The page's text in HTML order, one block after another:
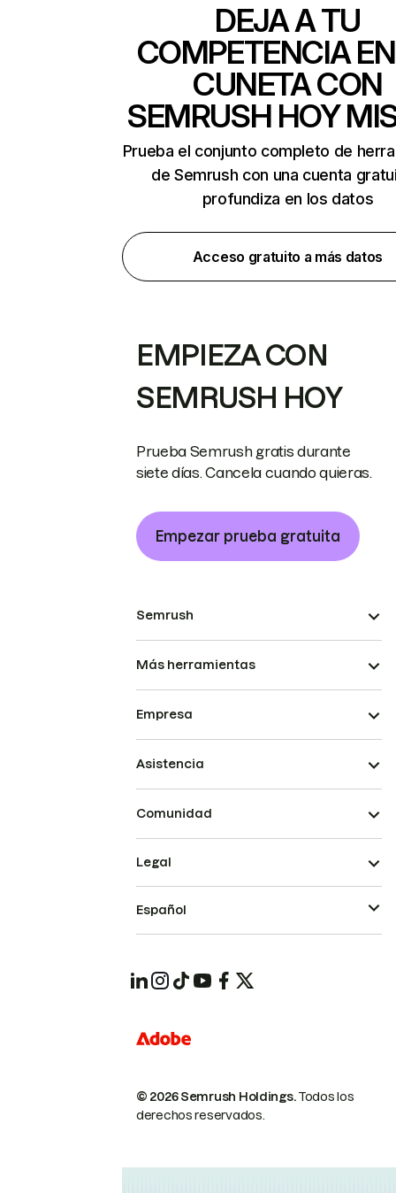
DEJA A TU
COMPETENCIA
CUNETA CON
SEMRUSH HOY
Prueba el conjunto completo de
de Semrush con una cuenta
profundiza en los datos
Acceso gratuito a más datos
EMPIEZA CON
SEMRUSH HOY
Prueba Semrush gratis durante
siete días. Cancela cuando quieras.
Empezar prueba gratuita
Semrush
Más herramientas
Empresa
Asistencia
Comunidad
© 2026 Semrush Holdings.Todos los
derechos reservados.
Legal
Español